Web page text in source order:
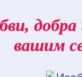
добра
вашим